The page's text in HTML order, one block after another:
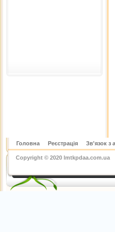
Головна Реєстрація Зв'язок з
Copyright © 2020 lmtkpdaa.com.ua